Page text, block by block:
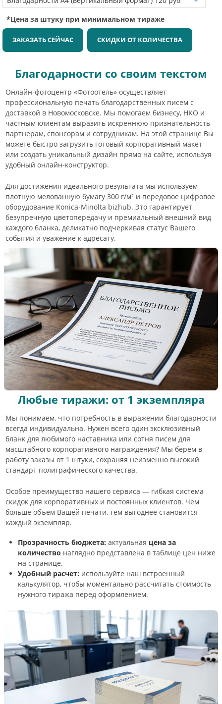
*Цена за штуку при минимальном тираже
ЗАКАЗАТЬ СЕЙЧАС СКИДКИ ОТ КОЛИЧЕСТВА
Благодарности со своим текстом
Онлайн-фотоцентр «Фотоотель» осуществляет
профессиональную печать благодарственных писем с
доставкой в Новомосковске. Мы помогаем бизнесу, НКО и
частным клиентам выразить искреннюю признательность
партнерам, спонсорам и сотрудникам. На этой странице Вы
можете быстро загрузить готовый корпоративный макет
или создать уникальный дизайн прямо на сайте, используя
удобный онлайн-конструктор.
Для достижения идеального результата мы используем
плотную мелованную бумагу 300 г/м² и передовое цифровое
оборудование Konica-Minolta bizhub. Это гарантирует
безупречную цветопередачу и премиальный внешний вид
каждого бланка, деликатно подчеркивая статус Вашего
события и уважение к адресату.
Любые тиражи: от 1 экземпляра
Мы понимаем, что потребность в выражении благодарности
всегда индивидуальна. Нужен всего один эксклюзивный
бланк для любимого наставника или сотня писем для
масштабного корпоративного награждения? Мы берем в
работу заказы от 1 штуки, сохраняя неизменно высокий
стандарт полиграфического качества.
Особое преимущество нашего сервиса — гибкая система
скидок для корпоративных и постоянных клиентов. Чем
больше объем Вашей печати, тем выгоднее становится
каждый экземпляр.
Прозрачность бюджета: актуальная цена за
количество наглядно представлена в таблице цен ниже
на странице.
Удобный расчет: используйте наш встроенный
калькулятор, чтобы моментально рассчитать стоимость
нужного тиража перед оформлением.